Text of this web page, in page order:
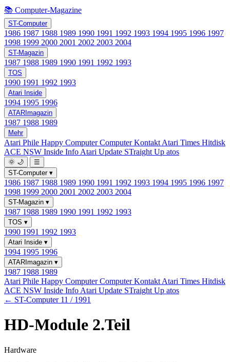
📚 Computer-Magazine
ST-Computer
1986 1987 1988 1989 1990 1991 1992 1993 1994 1995 1996 1997
1998 1999 2000 2001 2002 2003 2004
ST-Magazin
1987 1988 1989 1990 1991 1992 1993
TOS
1990 1991 1992 1993
Atari Inside
1994 1995 1996
ATARImagazin
1987 1988 1989
Mehr
Atari Phile Happy ComputerComputer Kontakt Atari Times Hitdisk
ACE NSW Inside Info Atari Update STraight Up atos
🌞 🌙
☰
ST-Computer ▾
1986 1987 1988 1989 1990 1991 1992 1993 1994 1995 1996 1997
1998 1999 2000 2001 2002 2003 2004
ST-Magazin ▾
1987 1988 1989 1990 1991 1992 1993
TOS ▾
1990 1991 1992 1993
Atari Inside ▾
1994 1995 1996
ATARImagazin ▾
1987 1988 1989
Atari Phile Happy ComputerComputer Kontakt Atari Times Hitdisk
ACE NSW Inside Info Atari Update STraight Up atos
← ST-Computer 11 / 1991
HD-Module 2.Teil
Hardware